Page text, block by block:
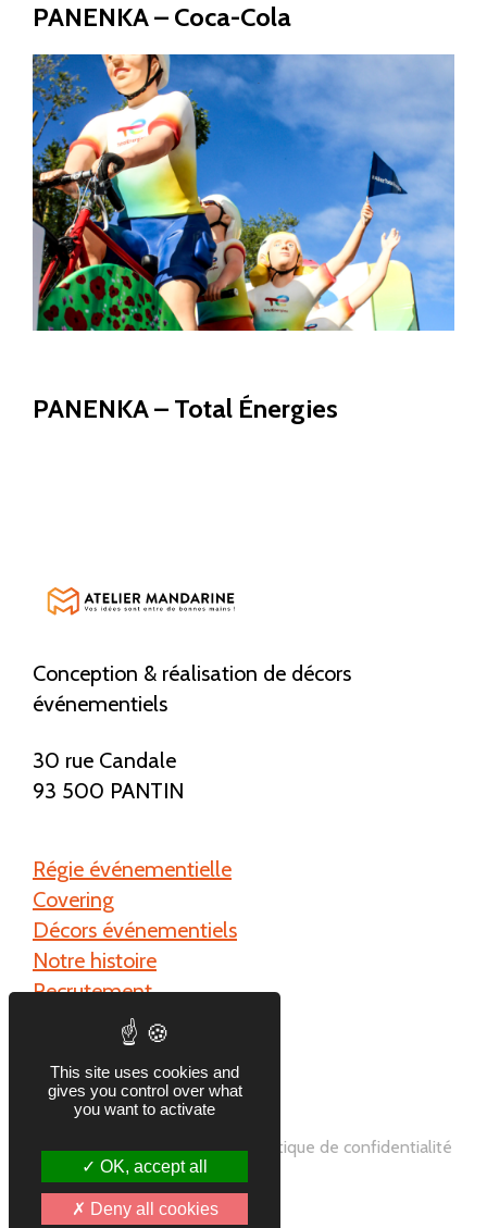
PANENKA – Coca-Cola
PANENKA – Total Énergies
Conception & réalisation de décors
événementiels
30 rue Candale
93 500 PANTIN
Régie événementielle
Covering
Décors événementiels
Notre histoire
Recrutement
© 2026 Mandarine l'Atelier | Politique de confidentialité
Mentions légales|Plan du site
This site uses cookies and
gives you control over what
you want to activate
OK, accept all
Deny all cookies